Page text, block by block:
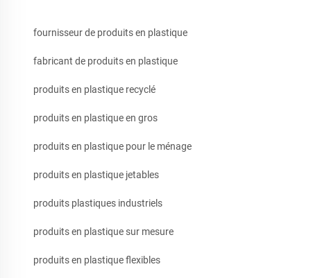
fournisseur de produits en plastique
fabricant de produits en plastique
produits en plastique recyclé
produits en plastique en gros
produits en plastique pour le ménage
produits en plastique jetables
produits plastiques industriels
produits en plastique sur mesure
produits en plastique flexibles